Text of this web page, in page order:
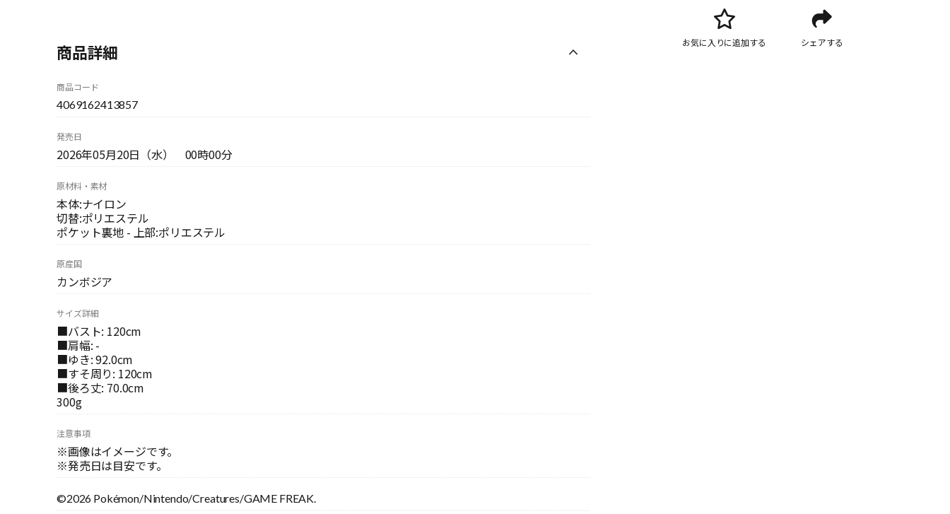
お気に入りに追加する シェアする
商品詳細
商品コード
4069162413857
発売日
2026年05月20日（水） 00時00分
原材料・素材
本体:ナイロン
切替:ポリエステル
ポケット裏地 - 上部:ポリエステル
原産国
カンボジア
サイズ詳細
■バスト: 120cm
■肩幅: -
■ゆき: 92.0cm
■すそ周り: 120cm
■後ろ丈: 70.0cm
300g
注意事項
※画像はイメージです。
※発売日は目安です。
©2026 Pokémon/Nintendo/Creatures/GAME FREAK.